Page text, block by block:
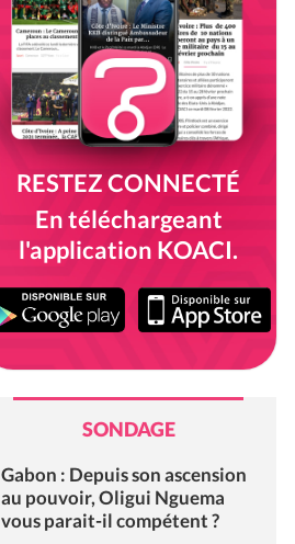
RESTEZ CONNECTÉ
En téléchargeant
l'application KOACI.
SONDAGE
Gabon : Depuis son ascension
au pouvoir, Oligui Nguema
vous parait-il compétent ?